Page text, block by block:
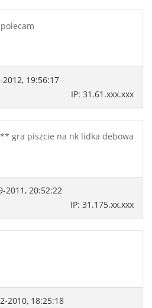
2012, 19:56:17
IP: 31.61.xxx.xxx
gra piszcie na nk lidka debowa
2011, 20:52:22
IP: 31.175.xx.xxx
2010, 18:25:18